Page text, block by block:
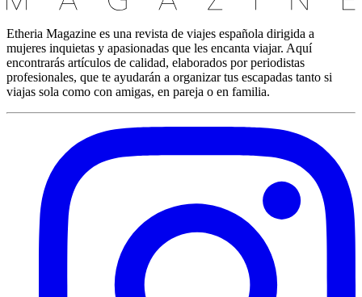
Etheria Magazine es una revista de viajes española dirigida a
mujeres inquietas y apasionadas que les encanta viajar. Aquí
encontrarás artículos de calidad, elaborados por periodistas
profesionales, que te ayudarán a organizar tus escapadas tanto si
viajas sola como con amigas, en pareja o en familia.